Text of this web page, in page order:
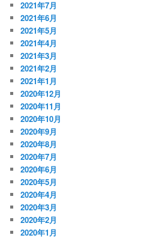
2021年7月
2021年6月
2021年5月
2021年4月
2021年3月
2021年2月
2021年1月
2020年12月
2020年11月
2020年10月
2020年9月
2020年8月
2020年7月
2020年6月
2020年5月
2020年4月
2020年3月
2020年2月
2020年1月